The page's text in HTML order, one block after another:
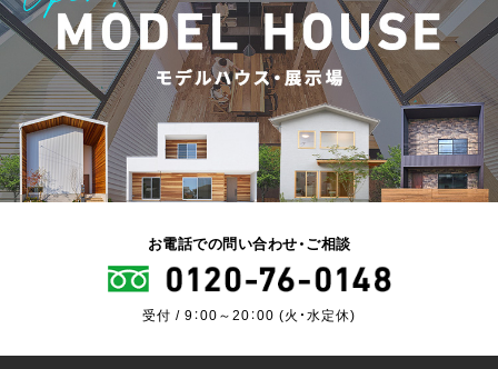
お電話での問い合わせ・ご相談
受付 / 9：00～20：00 (火・水定休)